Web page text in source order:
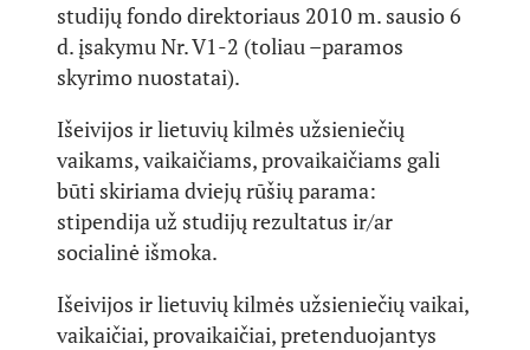
studijų fondo direktoriaus 2010 m. sausio 6
d. įsakymu Nr. V1-2 (toliau –paramos
skyrimo nuostatai).
Išeivijos ir lietuvių kilmės užsieniečių
vaikams, vaikaičiams, provaikaičiams gali
būti skiriama dviejų rūšių parama:
stipendija už studijų rezultatus ir/ar
socialinė išmoka.
Išeivijos ir lietuvių kilmės užsieniečių vaikai,
vaikaičiai, provaikaičiai, pretenduojantys